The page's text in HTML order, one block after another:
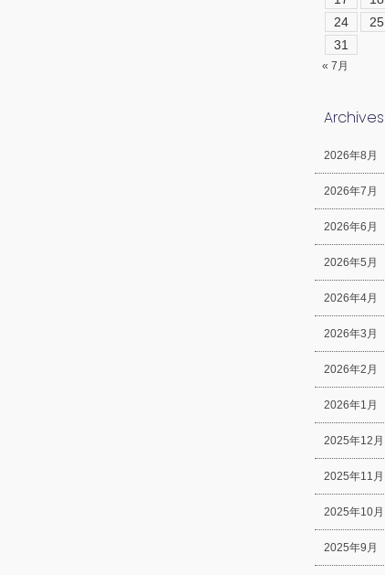
24
25
31
« 7月
Archives
2026年8月
2026年7月
2026年6月
2026年5月
2026年4月
2026年3月
2026年2月
2026年1月
2025年12月
2025年11月
2025年10月
2025年9月